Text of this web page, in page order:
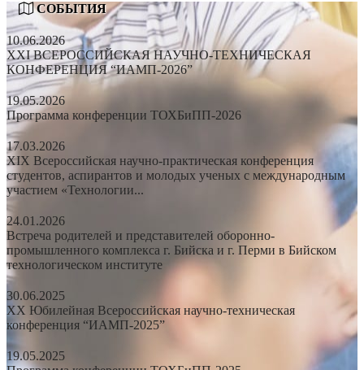
СОБЫТИЯ
10.06.2026
XXI ВСЕРОССИЙСКАЯ НАУЧНО-ТЕХНИЧЕСКАЯ
КОНФЕРЕНЦИЯ “ИАМП-2026”
19.05.2026
Программа конференции ТОХБиПП-2026
17.03.2026
XIX Всероссийская научно-практическая конференция
студентов, аспирантов и молодых ученых с международным
участием «Технологии...
24.01.2026
Встреча родителей и представителей оборонно-
промышленного комплекса г. Бийска и г. Перми в Бийском
технологическом институте
30.06.2025
XX Юбилейная Всероссийская научно-техническая
конференция “ИАМП-2025”
19.05.2025